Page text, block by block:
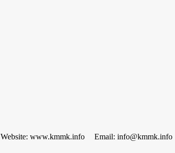
Email: info@kmmk.info
Website: www.kmmk.info